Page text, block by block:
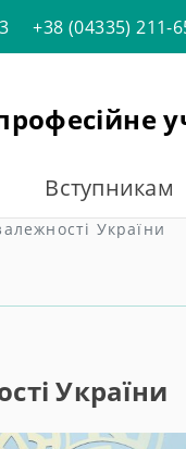
+38 (04335) 211-
Вступникам
України
України